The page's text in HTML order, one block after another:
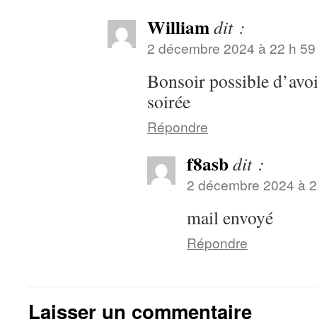
Williamdit :
2 décembre 2024 à 22 h
Bonsoir possible
soirée
Répondre
f8asbdit :
2 décembre 2024 à
mail envoyé
Répondre
Laisser un commentaire